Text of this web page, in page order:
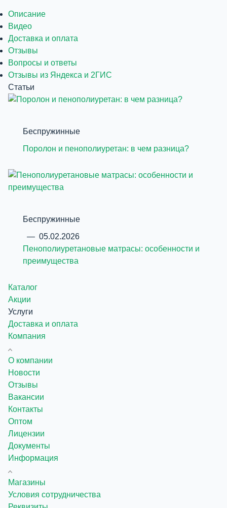
Описание
Видео
Доставка и оплата
Отзывы
Вопросы и ответы
Отзывы из Яндекса и 2ГИС
Статьи
Беспружинные
Поролон и пенополиуретан: в чем разница?
Беспружинные
— 05.02.2026
Пенополиуретановые матрасы: особенности и
преимущества
Каталог
Акции
Услуги
Доставка и оплата
Компания
О компании
Новости
Отзывы
Вакансии
Контакты
Оптом
Лицензии
Документы
Информация
Магазины
Условия сотрудничества